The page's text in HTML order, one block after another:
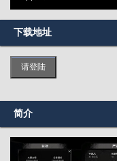
下载地址
请登陆
简介